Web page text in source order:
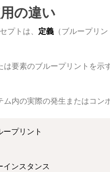
の違い
プトは、 定義 （ブループリ
要素のブループリントを示
内の実際の発生またはコン
プリント
ンスタンス